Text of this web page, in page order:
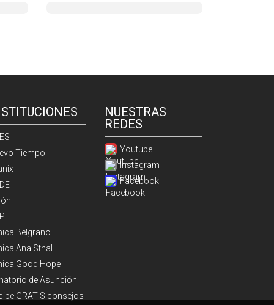
Tiempo
Belgrano
Ana Sthal
Good Hope
de Asunción
GRATIS consejos
NUESTRAS
REDES
Youtube
Instagram
Facebook